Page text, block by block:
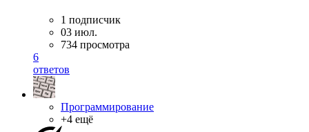
1 подписчик
03 июл.
734 просмотра
6
ответов
Программирование
+4 ещё